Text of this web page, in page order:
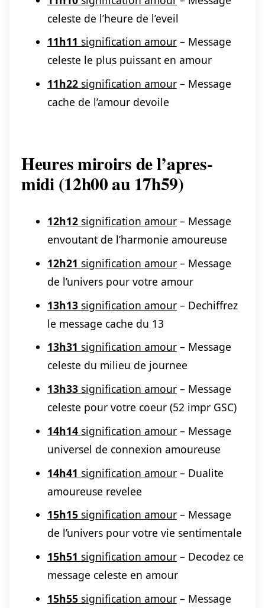
celeste de l’heure de l’eveil
11h11 signification amour – Message
celeste le plus puissant en amour
11h22 signification amour – Message
cache de l’amour devoile
Heures miroirs de l’apres-
midi (12h00 au 17h59)
12h12 signification amour – Message
envoutant de l’harmonie amoureuse
12h21 signification amour – Message
de l’univers pour votre amour
13h13 signification amour – Dechiffrez
le message cache du 13
13h31 signification amour – Message
celeste du milieu de journee
13h33 signification amour – Message
celeste pour votre coeur (52 impr GSC)
14h14 signification amour – Message
universel de connexion amoureuse
14h41 signification amour – Dualite
amoureuse revelee
15h15 signification amour – Message
de l’univers pour votre vie sentimentale
15h51 signification amour – Decodez ce
message celeste en amour
15h55 signification amour – Message